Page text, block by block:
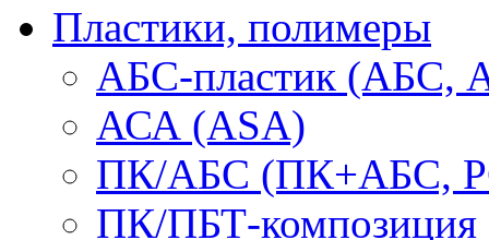
Пластики, полимеры
АБС-пластик (АБС,
АСА (ASA)
ПК/АБС (ПК+АБС,
ПК/ПБТ-композиция